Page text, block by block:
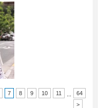
7 8 9 10 11
64
>